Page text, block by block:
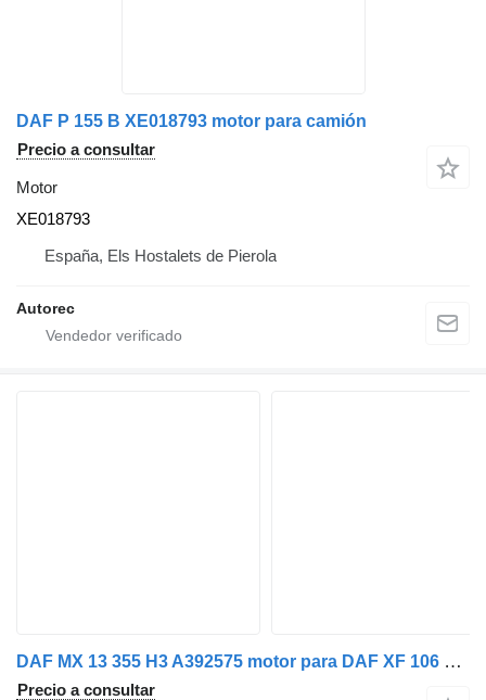
DAF P 155 B XE018793 motor para camión
Precio a consultar
Motor
XE018793
España, Els Hostalets de Pierola
Autorec
DAF MX 13 355 H3 A392575 motor para DAF XF 106 480 camión
Precio a consultar